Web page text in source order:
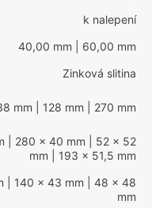
k nalepení
40,00 mm | 60,00 mm
Zinková slitina
mm | 128 mm | 270 mm
| 280 x 40 mm | 52 x 52
mm | 193 x 51,5 mm
| 140 x 43 mm | 48 x 48
mm